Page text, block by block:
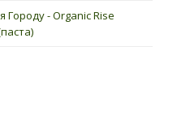
Городу - Organic Rise